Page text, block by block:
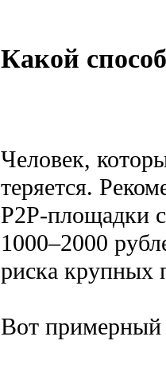
Какой
Человек,
теряется.
P2P-площадки
1000–2000
риска крупных
Вот примерный